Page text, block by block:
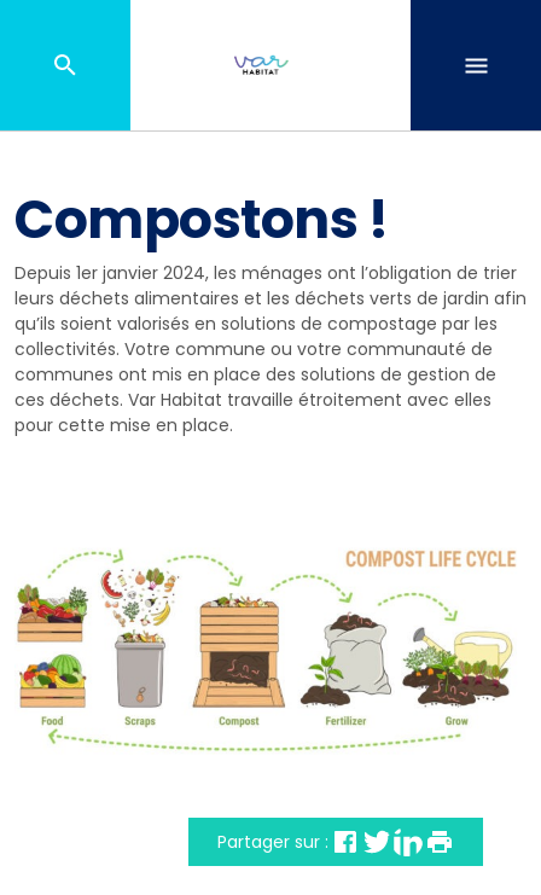
Compostons !
Depuis 1er janvier 2024, les ménages ont l’obligation de trier
leurs déchets alimentaires et les déchets verts de jardin afin
qu’ils soient valorisés en solutions de compostage par les
collectivités. Votre commune ou votre communauté de
communes ont mis en place des solutions de gestion de
ces déchets. Var Habitat travaille étroitement avec elles
pour cette mise en place.
Partager sur :